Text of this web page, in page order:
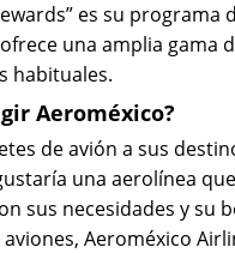
es su programa
una amplia gama
habituales.
Aeroméxico?
de avión a sus
una aerolínea
sus necesidades y su
Aeroméxico